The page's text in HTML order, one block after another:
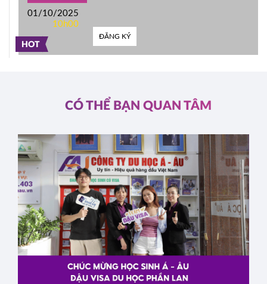
HOT
01/10/2025
10h00
ĐĂNG KÝ
CÓ THỂ BẠN QUAN TÂM